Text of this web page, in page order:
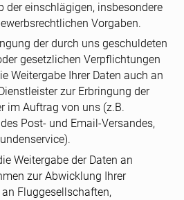
der einschlägigen, insbesondere
Vorgaben.
der durch uns geschuldeten
gesetzlichen Verpflichtungen
Weitergabe Ihrer Daten auch an
zur Erbringung der
im Auftrag von uns (z.B.
Post- und Email-Versandes,
Weitergabe der Daten an
zur Abwicklung Ihrer
Fluggesellschaften,